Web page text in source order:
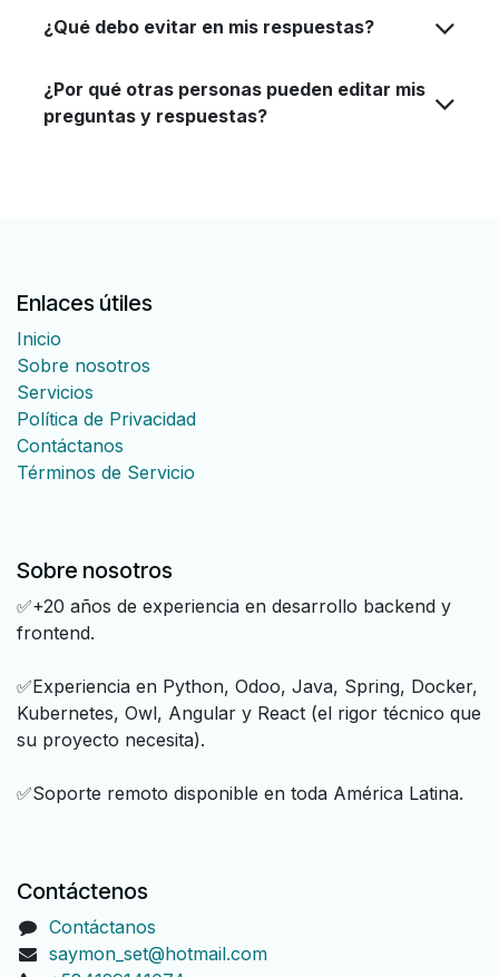
¿Qué debo evitar en mis respuestas?
¿Por qué otras personas pueden editar mis
preguntas y respuestas?
Enlaces útiles
Inicio
Sobre nosotros
Servicios
Política de Privacidad
Contáctanos
Términos de Servicio
Sobre nosotros
✅+20 años de experiencia en desarrollo backend y
frontend.
✅Experiencia en Python, Odoo, Java, Spring, Docker,
Kubernetes, Owl, Angular y React (el rigor técnico que
su proyecto necesita).
✅Soporte remoto disponible en toda América Latina.
Contáctenos
Contáctanos
saymon_set@hotmail.com